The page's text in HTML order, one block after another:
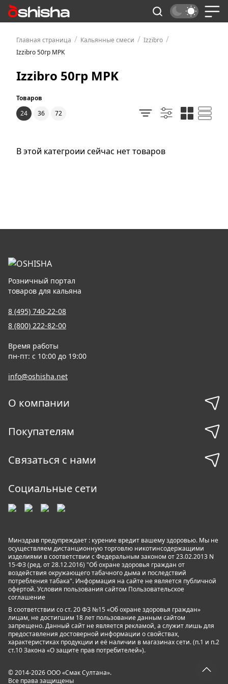
Главная страница / Кальянные смеси / Izzibro /
Izzibro 50гр MPK
Izzibro 50гр MPK
Товаров
24
36 72
В этой категроии сейчас нет товаров
Розничный портал
товаров для кальяна
8 (495) 740-22-08
8 (800) 222-82-00
Время работы
пн-пт: с 10:00 до 19:00
info@oshisha.net
О компании
Покупателям
Связаться с нами
Социальные сети
Минздрав предупреждает : курение вредит вашему здоровью. Мы не
осуществляем дистанционную торговлю никотинсодержащими
изделиями в соответствии с Федеральным законом от 23.02.2013 N
15-ФЗ (ред. от 28.12.2016) "Об охране здоровья граждан от
воздействия окружающего табачного дыма и последствий
потребления табака". Информация на сайте не является публичной
офертой. Условия пользования сайтом Пользовательское
соглашение
В соответствии со ст. 20 ФЗ №15 «Об охране здоровья граждан»
лицам, не достигшим 18 лет пользование данным сайтом
запрещено. Данный сайт не является рекламой, а служит лишь для
предоставления достоверной информации о свойствах,
характеристиках продукции и её наличии в магазинах сети. (п.1 и п.2
ст.10 Закона «О защите прав потребителей»).
© 2014-2026 ООО «Смак Султана».
Все права защищены